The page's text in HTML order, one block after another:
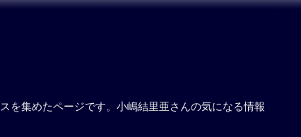
を集めたページです。小嶋結里亜さんの気になる情報